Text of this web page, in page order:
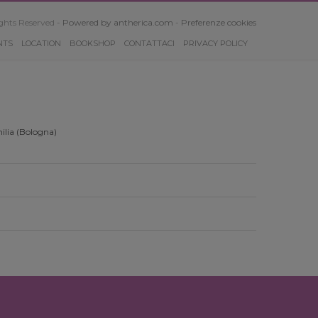
Reserved - Powered by antherica.com - Preferenze cookies
LOCATION BOOKSHOP CONTATTACI PRIVACY POLICY
(Bologna)